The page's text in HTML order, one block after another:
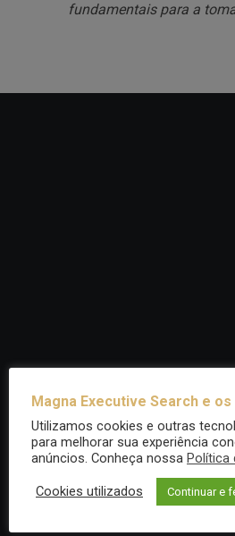
fundamentais para a
Magna Executive Search e
Utilizamos cookies e outras
para melhorar sua experiência
anúncios. Conheça nossa Política
Cookies utilizados Continuar e